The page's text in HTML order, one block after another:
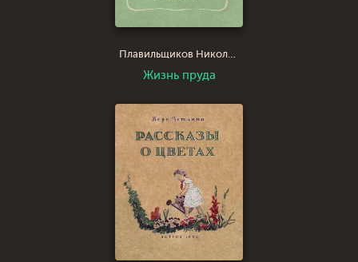
Плавильщиков Николай Николаевич
Жизнь пруда